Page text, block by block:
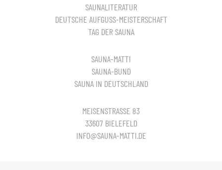
SAUNALITERATUR
DEUTSCHE AUFGUSS-MEISTERSCHAFT
TAG DER SAUNA
SAUNA-MATTI
SAUNA-BUND
SAUNA IN DEUTSCHLAND
MEISENSTRASSE 83
33607 BIELEFELD
INFO@SAUNA-MATTI.DE